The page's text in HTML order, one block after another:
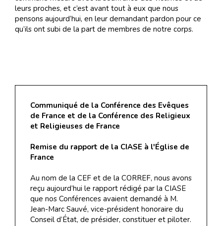
leurs proches, et c’est avant tout à eux que nous
pensons aujourd’hui, en leur demandant pardon pour ce
qu’ils ont subi de la part de membres de notre corps.
Communiqué de la Conférence des Evêques
de France et de la Conférence des Religieux
et Religieuses de France
Remise du rapport de la CIASE à l'Église de
France
Au nom de la CEF et de la CORREF, nous avons
reçu aujourd’hui le rapport rédigé par la CIASE
que nos Conférences avaient demandé à M.
Jean-Marc Sauvé, vice-président honoraire du
Conseil d’État, de présider, constituer et piloter.